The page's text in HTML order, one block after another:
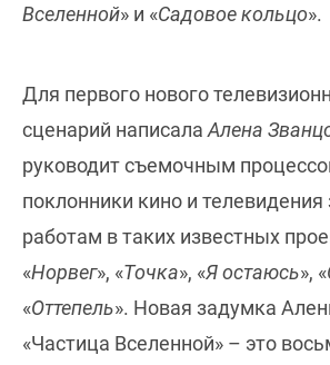
Вселенной» и «Садовое кольцо».
Для первого нового
сценарий написала Алена
руководит съемочным
поклонники кино и
работам в таких известных
«Норвег», «Точка», «Я остаюсь», «
«Оттепель». Новая задумка
«Частица Вселенной» – это